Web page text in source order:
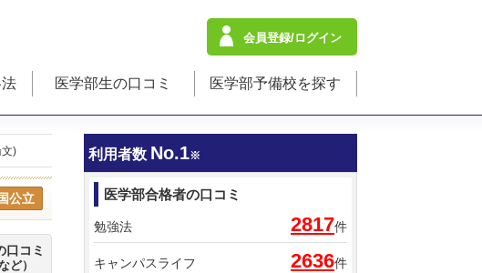
会員登録/ログイン
医学部生の口コミ 医学部予備校を探す
)
公立
口コミ
ど）
利用者数 No.1※
医学部合格者の口コミ
勉強法 2817件
キャンパスライフ 2636件